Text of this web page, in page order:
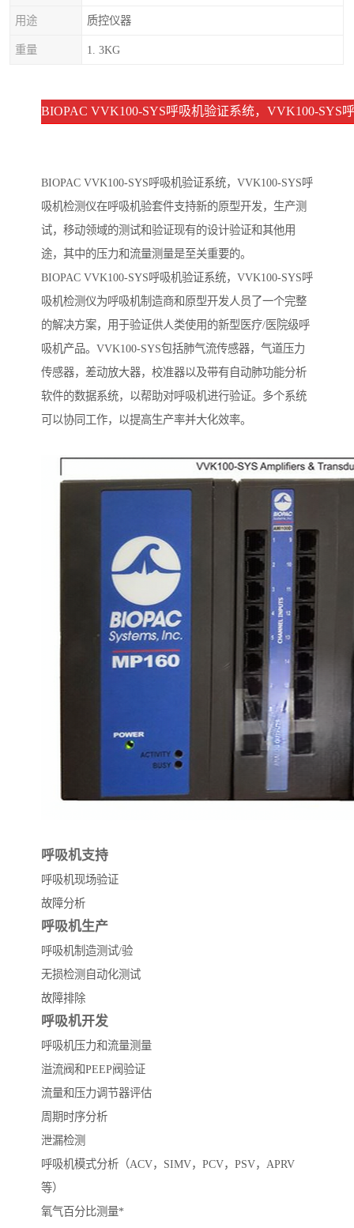
用途 质控仪器
重量 1. 3KG
BIOPAC VVK100-SYS呼吸机验证系统，VVK100-SYS
BIOPAC VVK100-SYS呼吸机验证系统，VVK100-SYS呼
吸机检测仪在呼吸机验套件支持新的原型开发，生产测
试，移动领域的测试和验证现有的设计验证和其他用
途，其中的压力和流量测量是至关重要的。
BIOPAC VVK100-SYS呼吸机验证系统，VVK100-SYS呼
吸机检测仪为呼吸机制造商和原型开发人员了一个完整
的解决方案，用于验证供人类使用的新型医疗/医院级呼
吸机产品。VVK100-SYS包括肺气流传感器，气道压力
传感器，差动放大器，校准器以及带有自动肺功能分析
软件的数据系统，以帮助对呼吸机进行验证。多个系统
可以协同工作，以提高生产率并大化效率。
呼吸机支持
呼吸机现场验证
故障分析
呼吸机生产
呼吸机制造测试/验
无损检测自动化测试
故障排除
呼吸机开发
呼吸机压力和流量测量
溢流阀和PEEP阀验证
流量和压力调节器评估
周期时序分析
泄漏检测
呼吸机模式分析（ACV，SIMV，PCV，PSV，APRV
等）
氧气百分比测量*